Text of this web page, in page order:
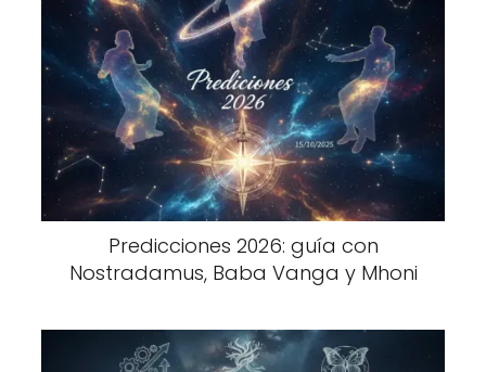
Predicciones 2026: guía con
Nostradamus, Baba Vanga y Mhoni